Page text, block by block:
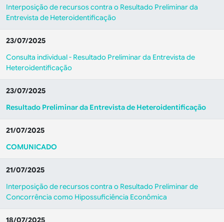
Interposição de recursos contra o Resultado Preliminar da
Entrevista de Heteroidentificação
23/07/2025
Consulta individual - Resultado Preliminar da Entrevista de
Heteroidentificação
23/07/2025
Resultado Preliminar da Entrevista de Heteroidentificação
21/07/2025
COMUNICADO
21/07/2025
Interposição de recursos contra o Resultado Preliminar de
Concorrência como Hipossuficiência Econômica
18/07/2025